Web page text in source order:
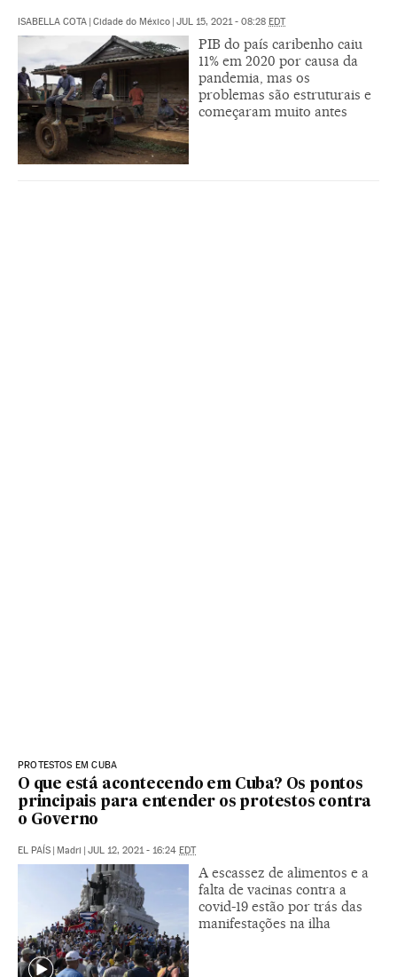
ISABELLA COTA | Cidade do México | JUL 15, 2021 - 08:28 EDT
PIB do país caribenho caiu
11% em 2020 por causa da
pandemia, mas os
problemas são estruturais e
começaram muito antes
PROTESTOS EM CUBA
O que está acontecendo em Cuba? Os pontos
principais para entender os protestos contra
o Governo
EL PAÍS | Madri | JUL 12, 2021 - 16:24 EDT
A escassez de alimentos e a
falta de vacinas contra a
covid-19 estão por trás das
manifestações na ilha